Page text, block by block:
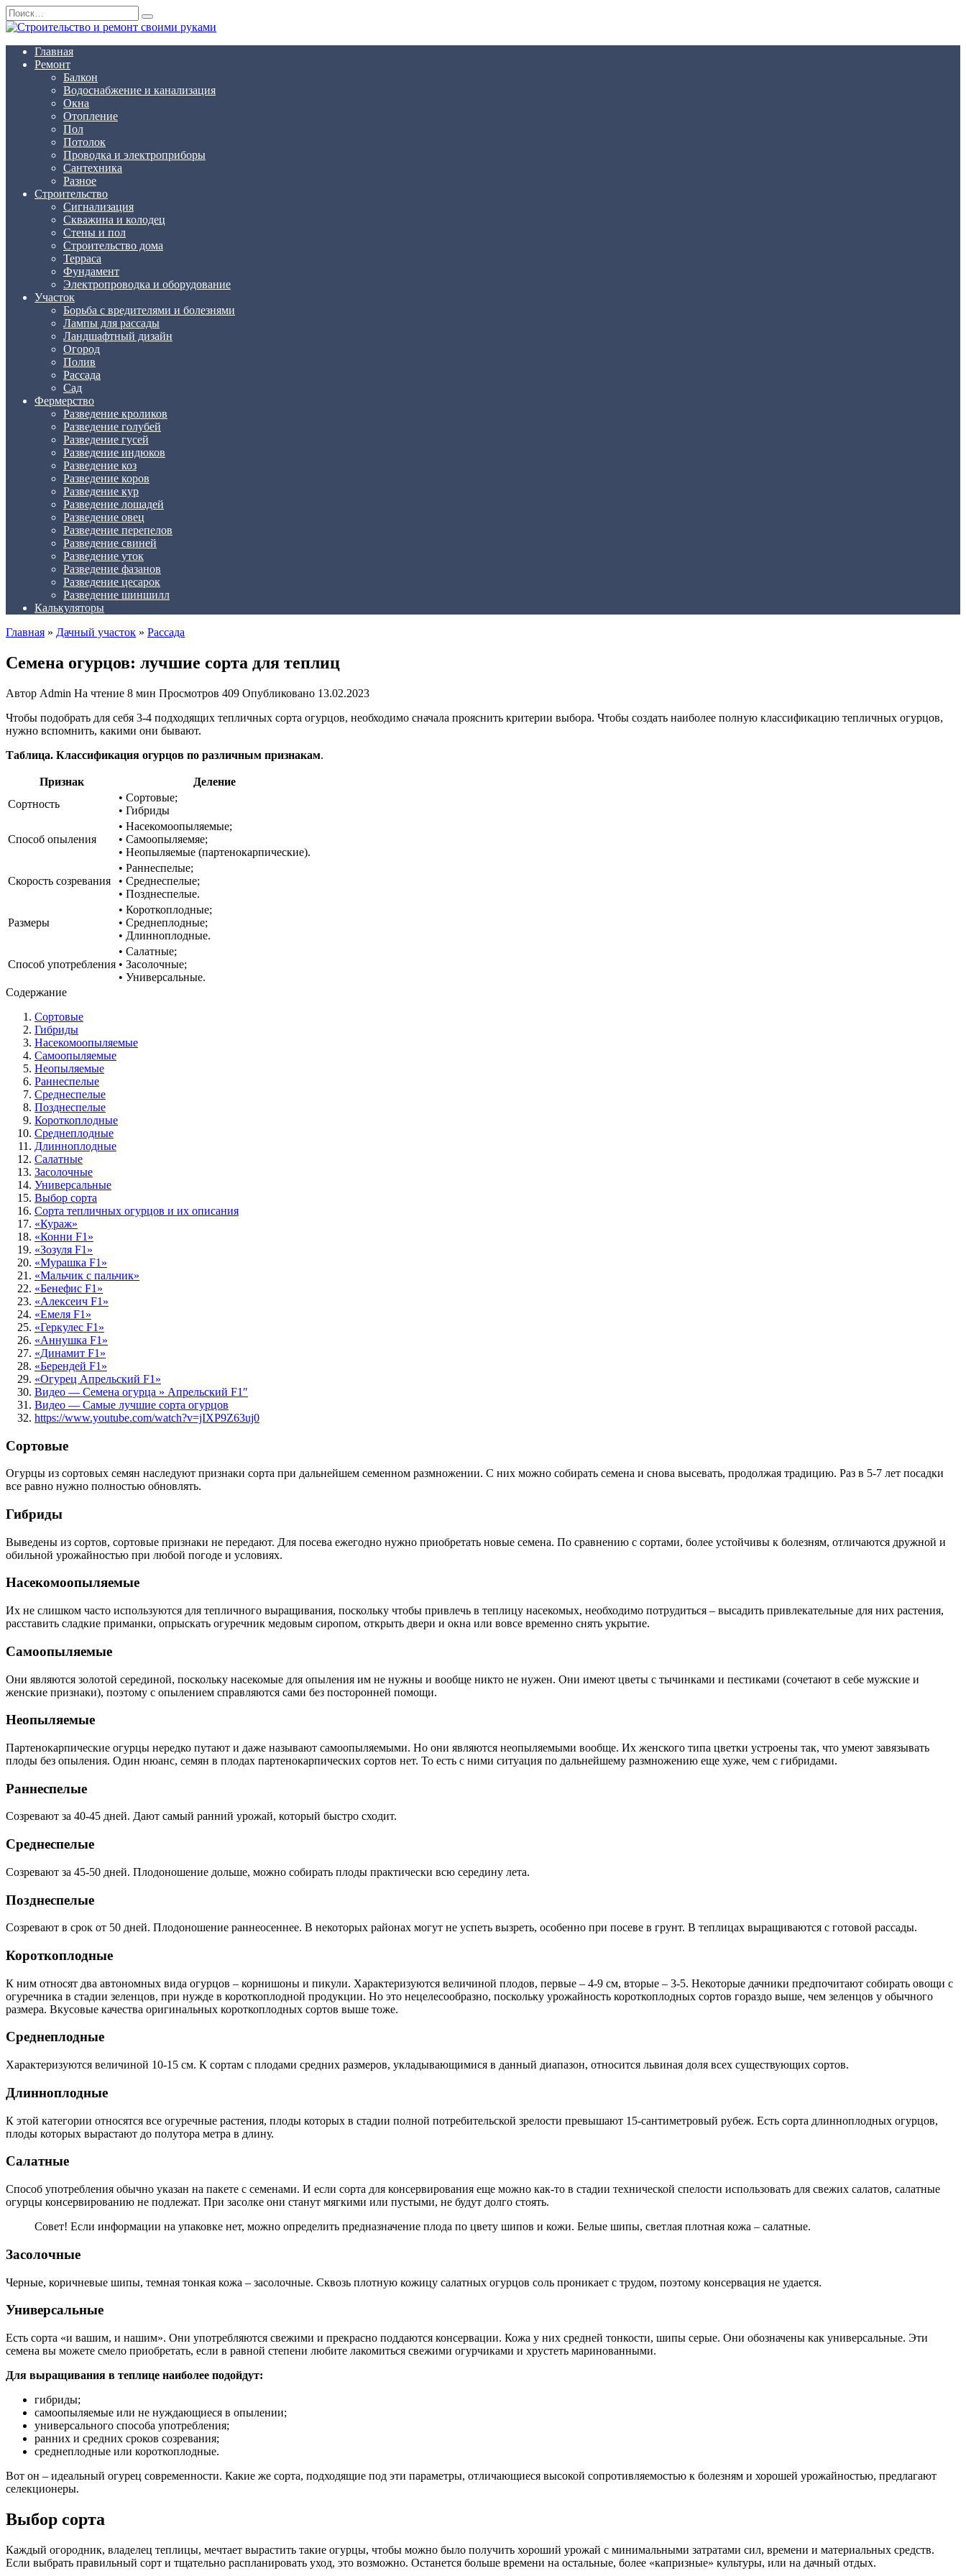
Перейти
к
содержанию
Search
for:
Главная
Ремонт
Балкон
Водоснабжение и канализация
Окна
Отопление
Пол
Потолок
Проводка и электроприборы
Сантехника
Разное
Строительство
Сигнализация
Скважина и колодец
Стены и пол
Строительство дома
Терраса
Фундамент
Электропроводка и оборудование
Участок
Борьба с вредителями и болезнями
Лампы для рассады
Ландшафтный дизайн
Огород
Полив
Рассада
Сад
Фермерство
Разведение кроликов
Разведение голубей
Разведение гусей
Разведение индюков
Разведение коз
Разведение коров
Разведение кур
Разведение лошадей
Разведение овец
Разведение перепелов
Разведение свиней
Разведение уток
Разведение фазанов
Разведение цесарок
Разведение шиншилл
Калькуляторы
Главная » Дачный участок » Рассада
Семена огурцов: лучшие сорта для теплиц
Автор Admin На чтение 8 мин Просмотров 409 Опубликовано 13.02.2023
Чтобы подобрать для себя 3-4 подходящих тепличных сорта огурцов, необходимо сначала прояснить критерии выбора. Чтобы создать наиболее полную классификацию тепличных огурцов,
нужно вспомнить, какими они бывают.
Таблица. Классификация огурцов по различным признакам.
Признак
Деление
Сортность
• Сортовые;
• Гибриды
Способ опыления
• Насекомоопыляемые;
• Самоопыляемяе;
• Неопыляемые (партенокарпические).
Скорость созревания
• Раннеспелые;
• Среднеспелые;
• Позднеспелые.
Размеры
• Короткоплодные;
• Среднеплодные;
• Длинноплодные.
Способ употребления
• Салатные;
• Засолочные;
• Универсальные.
Содержание
Сортовые
Гибриды
Насекомоопыляемые
Самоопыляемые
Неопыляемые
Раннеспелые
Среднеспелые
Позднеспелые
Короткоплодные
Среднеплодные
Длинноплодные
Салатные
Засолочные
Универсальные
Выбор сорта
Сорта тепличных огурцов и их описания
«Кураж»
«Конни F1»
«Зозуля F1»
«Мурашка F1»
«Мальчик с пальчик»
«Бенефис F1»
«Алексеич F1»
«Емеля F1»
«Геркулес F1»
«Аннушка F1»
«Динамит F1»
«Берендей F1»
«Огурец Апрельский F1»
Видео — Семена огурца » Апрельский F1″
Видео — Самые лучшие сорта огурцов
https://www.youtube.com/watch?v=jIXP9Z63uj0
Сортовые
Огурцы из сортовых семян наследуют признаки сорта при дальнейшем семенном размножении. С них можно собирать семена и снова высевать, продолжая традицию. Раз в 5-7 лет посадки
все равно нужно полностью обновлять.
Гибриды
Выведены из сортов, сортовые признаки не передают. Для посева ежегодно нужно приобретать новые семена. По сравнению с сортами, более устойчивы к болезням, отличаются дружной и
обильной урожайностью при любой погоде и условиях.
Насекомоопыляемые
Их не слишком часто используются для тепличного выращивания, поскольку чтобы привлечь в теплицу насекомых, необходимо потрудиться – высадить привлекательные для них растения,
расставить сладкие приманки, опрыскать огуречник медовым сиропом, открыть двери и окна или вовсе временно снять укрытие.
Самоопыляемые
Они являются золотой серединой, поскольку насекомые для опыления им не нужны и вообще никто не нужен. Они имеют цветы с тычинками и пестиками (сочетают в себе мужские и
женские признаки), поэтому с опылением справляются сами без посторонней помощи.
Неопыляемые
Партенокарпические огурцы нередко путают и даже называют самоопыляемыми. Но они являются неопыляемыми вообще. Их женского типа цветки устроены так, что умеют завязывать
плоды без опыления. Один нюанс, семян в плодах партенокарпических сортов нет. То есть с ними ситуация по дальнейшему размножению еще хуже, чем с гибридами.
Раннеспелые
Созревают за 40-45 дней. Дают самый ранний урожай, который быстро сходит.
Среднеспелые
Созревают за 45-50 дней. Плодоношение дольше, можно собирать плоды практически всю середину лета.
Позднеспелые
Созревают в срок от 50 дней. Плодоношение раннеосеннее. В некоторых районах могут не успеть вызреть, особенно при посеве в грунт. В теплицах выращиваются с готовой рассады.
Короткоплодные
К ним относят два автономных вида огурцов – корнишоны и пикули. Характеризуются величиной плодов, первые – 4-9 см, вторые – 3-5. Некоторые дачники предпочитают собирать овощи с
огуречника в стадии зеленцов, при нужде в короткоплодной продукции. Но это нецелесообразно, поскольку урожайность короткоплодных сортов гораздо выше, чем зеленцов у обычного
размера. Вкусовые качества оригинальных короткоплодных сортов выше тоже.
Среднеплодные
Характеризуются величиной 10-15 см. К сортам с плодами средних размеров, укладывающимися в данный диапазон, относится львиная доля всех существующих сортов.
Длинноплодные
К этой категории относятся все огуречные растения, плоды которых в стадии полной потребительской зрелости превышают 15-сантиметровый рубеж. Есть сорта длинноплодных огурцов,
плоды которых вырастают до полутора метра в длину.
Салатные
Способ употребления обычно указан на пакете с семенами. И если сорта для консервирования еще можно как-то в стадии технической спелости использовать для свежих салатов, салатные
огурцы консервированию не подлежат. При засолке они станут мягкими или пустыми, не будут долго стоять.
Совет! Если информации на упаковке нет, можно определить предназначение плода по цвету шипов и кожи. Белые шипы, светлая плотная кожа – салатные.
Засолочные
Черные, коричневые шипы, темная тонкая кожа – засолочные. Сквозь плотную кожицу салатных огурцов соль проникает с трудом, поэтому консервация не удается.
Универсальные
Есть сорта «и вашим, и нашим». Они употребляются свежими и прекрасно поддаются консервации. Кожа у них средней тонкости, шипы серые. Они обозначены как универсальные. Эти
семена вы можете смело приобретать, если в равной степени любите лакомиться свежими огурчиками и хрустеть маринованными.
Для выращивания в теплице наиболее подойдут:
гибриды;
самоопыляемые или не нуждающиеся в опылении;
универсального способа употребления;
ранних и средних сроков созревания;
среднеплодные или короткоплодные.
Вот он – идеальный огурец современности. Какие же сорта, подходящие под эти параметры, отличающиеся высокой сопротивляемостью к болезням и хорошей урожайностью, предлагают
селекционеры.
Выбор сорта
Каждый огородник, владелец теплицы, мечтает вырастить такие огурцы, чтобы можно было получить хороший урожай с минимальными затратами сил, времени и материальных средств.
Если выбрать правильный сорт и тщательно распланировать уход, это возможно. Останется больше времени на остальные, более «капризные» культуры, или на дачный отдых.